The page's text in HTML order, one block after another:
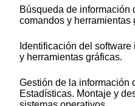
Búsqueda de información
comandos y herramientas
Identificación del
y herramientas gráficas.
Gestión de la información
Estadísticas. Montaje y